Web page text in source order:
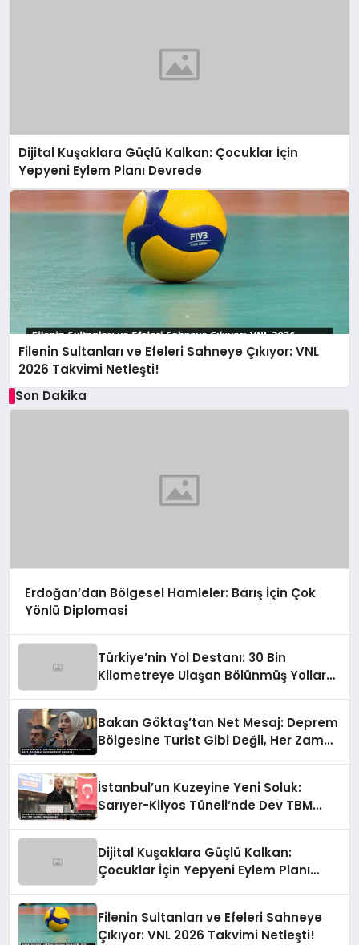
Dijital Kuşaklara Güçlü Kalkan: Çocuklar İçin
Yepyeni Eylem Planı Devrede
Filenin Sultanları ve Efeleri Sahneye Çıkıyor: VNL
2026 Takvimi Netleşti!
Son Dakika
Erdoğan’dan Bölgesel Hamleler: Barış İçin Çok
Yönlü Diplomasi
Türkiye’nin Yol Destanı: 30 Bin
Kilometreye Ulaşan Bölünmüş Yollar
Bakan Göktaş’tan Net Mesaj: Deprem
Bölgesine Turist Gibi Değil, Her Zaman
İstanbul’un Kuzeyine Yeni Soluk:
Sarıyer-Kilyos Tüneli’nde Dev TBM
Dijital Kuşaklara Güçlü Kalkan:
Çocuklar İçin Yepyeni Eylem Planı
Filenin Sultanları ve Efeleri Sahneye
Çıkıyor: VNL 2026 Takvimi Netleşti!